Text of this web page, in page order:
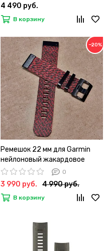
4 490 руб.
В корзину
−20%
Ремешок 22 мм для Garmin
нейлоновый жакардовое
плетение, стальные тренчики
(Красный)
0
3 990 руб. 4 990 руб.
В корзину